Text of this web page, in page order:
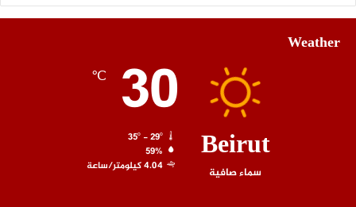
Weather
Beirut
سماء صافية
30
℃
35º - 29º
59%
4.04 كيلومتر/ساعة